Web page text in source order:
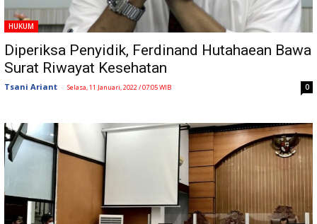
HUKUM
Diperiksa Penyidik, Ferdinand Hutahaean Bawa
Surat Riwayat Kesehatan
Tsani Ariant - Selasa, 11 Januari, 2022 / 07:05 WIB 0